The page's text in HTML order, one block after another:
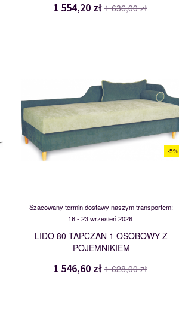
1 554,20 zł 1 636,00 zł
-5%
Szacowany termin dostawy naszym transportem:
16 - 23 wrzesień 2026
LIDO 80 TAPCZAN 1 OSOBOWY Z
POJEMNIKIEM
1 546,60 zł 1 628,00 zł